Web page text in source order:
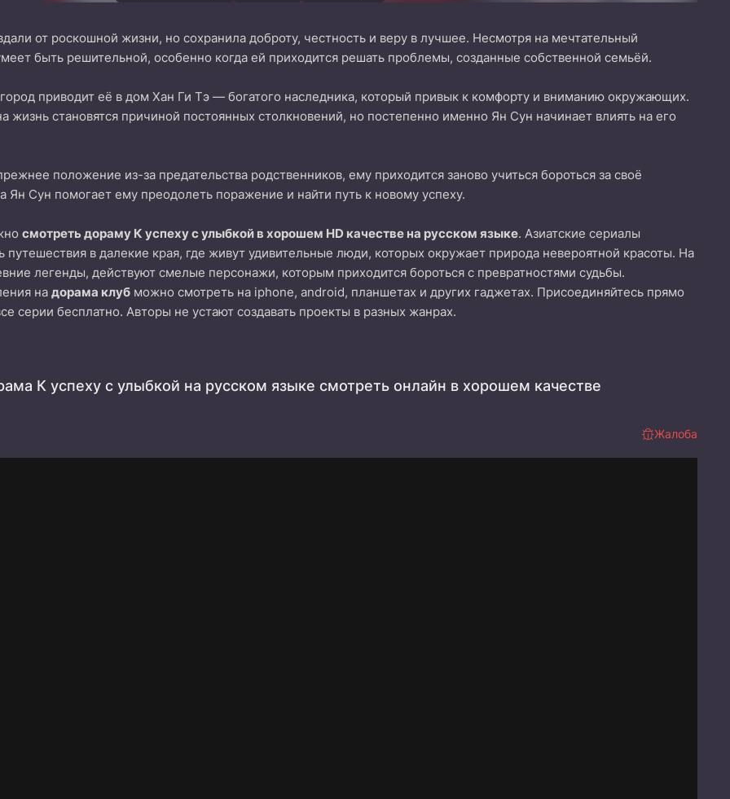
от роскошной жизни, но сохранила доброту, честность и веру в лучшее. Несмотря на мечтательный
быть решительной, особенно когда ей приходится решать проблемы, созданные собственной семьёй.
приводит её в дом Хан Ги Тэ — богатого наследника, который привык к комфорту и вниманию окружающих.
жизнь становятся причиной постоянных столкновений, но постепенно именно Ян Сун начинает влиять на его
положение из-за предательства родственников, ему приходится заново учиться бороться за своё
Сун помогает ему преодолеть поражение и найти путь к новому успеху.
смотреть дораму К успеху с улыбкой в хорошем HD качестве на русском языке. Азиатские сериалы
путешествия в далекие края, где живут удивительные люди, которых окружает природа невероятной красоты. На
легенды, действуют смелые персонажи, которым приходится бороться с превратностями судьбы.
на дорама клуб можно смотреть на iphone, android, планшетах и других гаджетах. Присоединяйтесь прямо
серии бесплатно. Авторы не устают создавать проекты в разных жанрах.
К успеху с улыбкой на русском языке смотреть онлайн в хорошем качестве
Жалоба